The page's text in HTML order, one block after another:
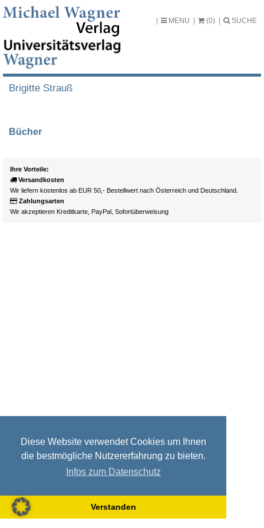
Diese Website verwendet Cookies um Ihnen
die bestmögliche Nutzererfahrung zu bieten.
Infos zum Datenschutz
Verstanden
MENU (0) SUCHE
Brigitte Strauß
Bücher
Ihre Vorteile:
Versandkosten
Wir liefern kostenlos ab EUR 50,- Bestellwert nach Österreich und Deutschland.
Zahlungsarten
Wir akzeptieren Kreditkarte, PayPal, Sofortüberweisung